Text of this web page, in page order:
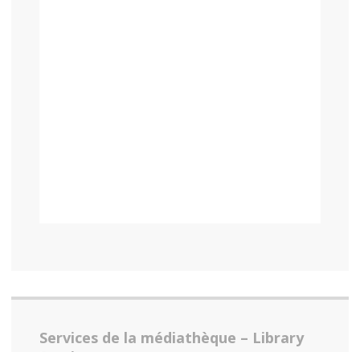
Services de la médiathèque – Library